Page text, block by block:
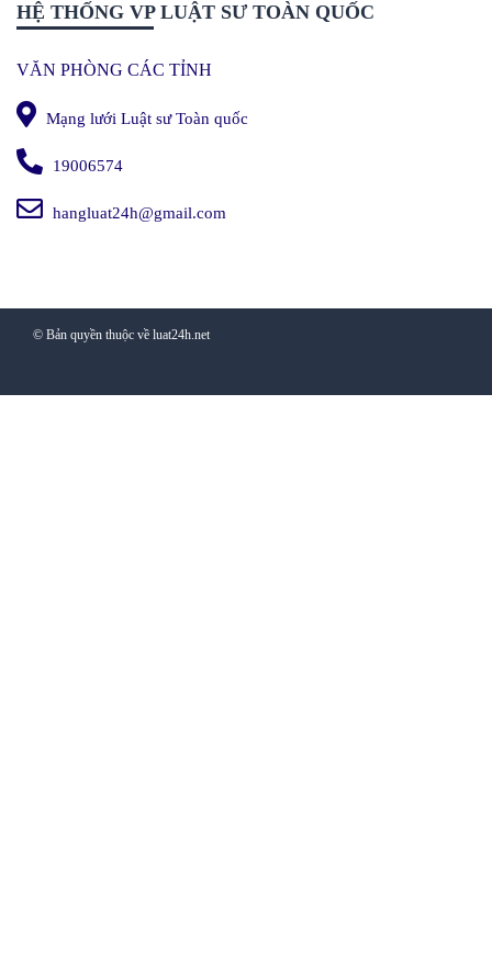
HỆ THỐNG VP LUẬT SƯ TOÀN QUỐC
VĂN PHÒNG CÁC TỈNH
Mạng lưới Luật sư Toàn quốc
19006574
hangluat24h@gmail.com
© Bản quyền thuộc về luat24h.net